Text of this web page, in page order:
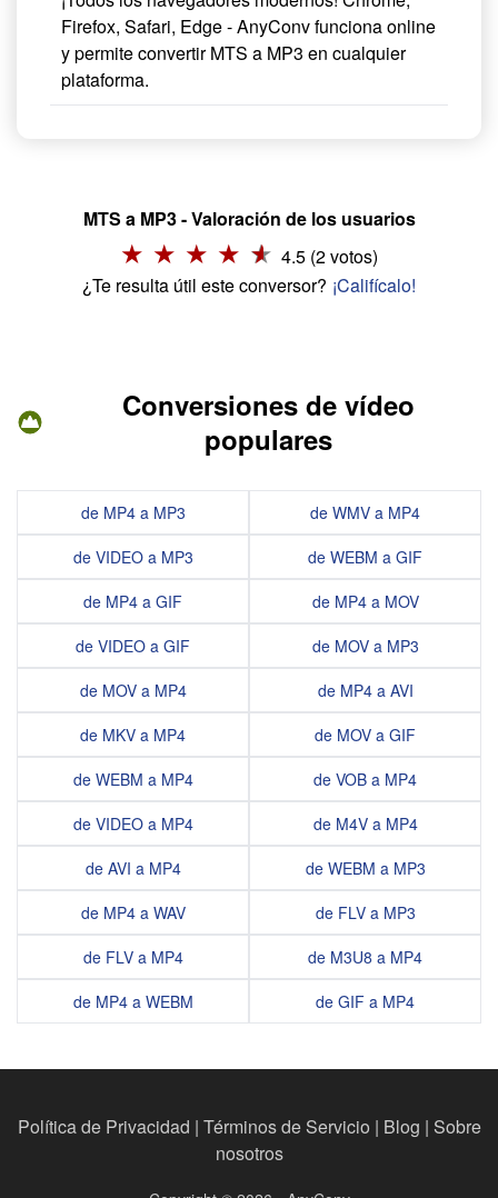
Firefox, Safari, Edge - AnyConv funciona online
y permite convertir MTS a MP3 en cualquier
plataforma.
MTS a MP3 - Valoración de los usuarios
4.5 (2 votos)
¿Te resulta útil este conversor? ¡Califícalo!
Conversiones de vídeo
populares
de MP4 a MP3
de VIDEO a MP3
de MP4 a GIF
de VIDEO a GIF
de MOV a MP4
de MKV a MP4
de WEBM a MP4
de VIDEO a MP4
de AVI a MP4
de MP4 a WAV
de FLV a MP4
de MP4 a WEBM
de WMV a MP4
de WEBM a GIF
de MP4 a MOV
de MOV a MP3
de MP4 a AVI
de MOV a GIF
de VOB a MP4
de M4V a MP4
de WEBM a MP3
de FLV a MP3
de M3U8 a MP4
de GIF a MP4
Política de Privacidad | Términos de Servicio | Blog | Sobre
nosotros